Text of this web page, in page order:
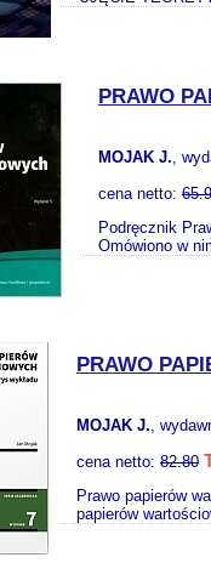
PRAWO
MOJAK J.,
cena netto:
Podręcznik
Omówiono w
PRAWO
MOJAK J.,
cena netto: 82.80
Prawo papierów
papierów